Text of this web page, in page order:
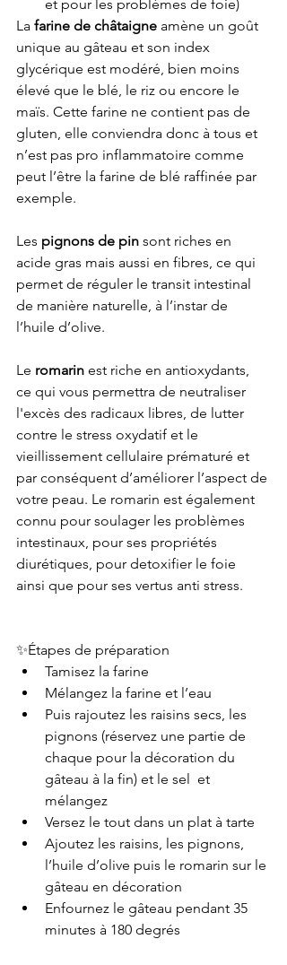
et pour les problèmes de foie)
La farine de châtaigne amène un goût
unique au gâteau et son index
glycérique est modéré, bien moins
élevé que le blé, le riz ou encore le
maïs. Cette farine ne contient pas de
gluten, elle conviendra donc à tous et
n’est pas pro inflammatoire comme
peut l’être la farine de blé raffinée par
exemple.
Les pignons de pin sont riches en
acide gras mais aussi en fibres, ce qui
permet de réguler le transit intestinal
de manière naturelle, à l’instar de
l’huile d’olive.
Le romarin est riche en antioxydants,
ce qui vous permettra de neutraliser
l'excès des radicaux libres, de lutter
contre le stress oxydatif et le
vieillissement cellulaire prématuré et
par conséquent d’améliorer l’aspect de
votre peau. Le romarin est également
connu pour soulager les problèmes
intestinaux, pour ses propriétés
diurétiques, pour detoxifier le foie
ainsi que pour ses vertus anti stress.
✨Étapes de préparation
Tamisez la farine
Mélangez la farine et l’eau
Puis rajoutez les raisins secs, les
pignons (réservez une partie de
chaque pour la décoration du
gâteau à la fin) et le sel  et
mélangez
Versez le tout dans un plat à tarte
Ajoutez les raisins, les pignons,
l’huile d’olive puis le romarin sur le
gâteau en décoration
Enfournez le gâteau pendant 35
minutes à 180 degrés